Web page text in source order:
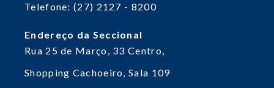
Telefone: (27) 2127 - 8200
Endereço da Seccional
Rua 25 de Março, 33Centro,
Shopping Cachoeiro, Sala 109